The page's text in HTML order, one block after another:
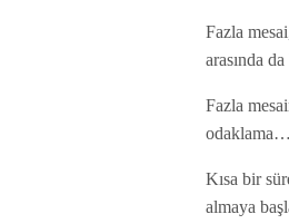
Fazla
arasında
Fazla
odaklama…
Kısa bir
almaya